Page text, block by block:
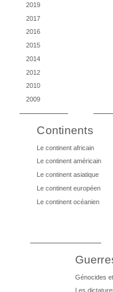
2019
2017
2016
2015
2014
2012
2010
2009
Continents
Le continent africain
Le continent américain
Le continent asiatique
Le continent européen
Le continent océanien
Génocides
Les